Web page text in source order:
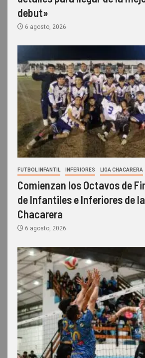
debut»
6 agosto, 2026
FUTBOL INFANTIL INFERIORES LIGA CHACARERA
Comienzan los Octavos de
de Infantiles e Inferiores de
Chacarera
6 agosto, 2026